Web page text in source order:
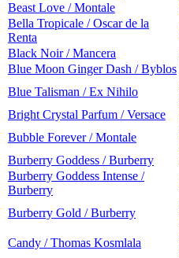
Beast Love / Montale
Bella Tropicale / Oscar de la
Renta
Black Noir / Mancera
Blue Moon Ginger Dash / Byblos
Blue Talisman / Ex Nihilo
Bright Crystal Parfum / Versace
Bubble Forever / Montale
Burberry Goddess / Burberry
Burberry Goddess Intense /
Burberry
Burberry Gold / Burberry
Candy / Thomas Kosmlala